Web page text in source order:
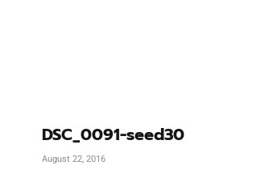
DSC_0091-seed30
August 22, 2016